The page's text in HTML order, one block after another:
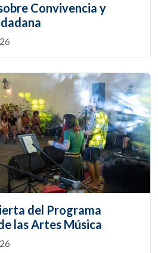
Convivencia y
del Programa
las Artes Música